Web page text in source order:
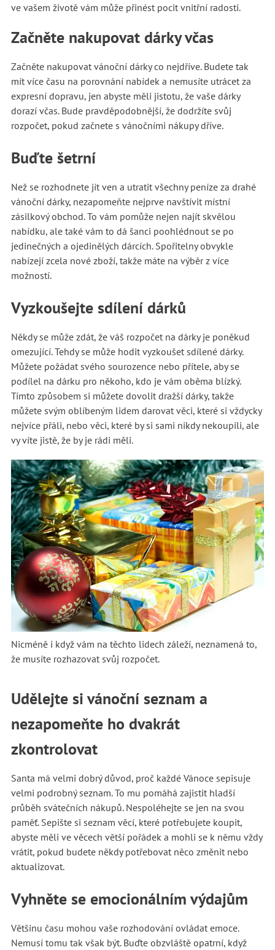
ve vašem životě vám může přinést pocit vnitřní radosti.
Začněte nakupovat dárky včas
Začněte nakupovat vánoční dárky co nejdříve. Budete tak
mít více času na porovnání nabídek a nemusíte utrácet za
expresní dopravu, jen abyste měli jistotu, že vaše dárky
dorazí včas. Bude pravděpodobnější, že dodržíte svůj
rozpočet, pokud začnete s vánočními nákupy dříve.
Buďte šetrní
Než se rozhodnete jít ven a utratit všechny peníze za drahé
vánoční dárky, nezapomeňte nejprve navštívit místní
zásilkový obchod. To vám pomůže nejen najít skvělou
nabídku, ale také vám to dá šanci poohlédnout se po
jedinečných a ojedinělých dárcích. Spořitelny obvykle
nabízejí zcela nové zboží, takže máte na výběr z více
možností.
Vyzkoušejte sdílení dárků
Někdy se může zdát, že váš rozpočet na dárky je poněkud
omezující. Tehdy se může hodit vyzkoušet sdílené dárky.
Můžete požádat svého sourozence nebo přítele, aby se
podílel na dárku pro někoho, kdo je vám oběma blízký.
Tímto způsobem si můžete dovolit dražší dárky, takže
můžete svým oblíbeným lidem darovat věci, které si vždycky
nejvíce přáli, nebo věci, které by si sami nikdy nekoupili, ale
vy víte jistě, že by je rádi měli.
Nicméně i když vám na těchto lidech záleží, neznamená to,
že musíte rozhazovat svůj rozpočet.
Udělejte si vánoční seznam a
nezapomeňte ho dvakrát
zkontrolovat
Santa má velmi dobrý důvod, proč každé Vánoce sepisuje
velmi podrobný seznam. To mu pomáhá zajistit hladší
průběh svátečních nákupů. Nespoléhejte se jen na svou
paměť. Sepište si seznam věcí, které potřebujete koupit,
abyste měli ve věcech větší pořádek a mohli se k němu vždy
vrátit, pokud budete někdy potřebovat něco změnit nebo
aktualizovat.
Vyhněte se emocionálním výdajům
Většinu času mohou vaše rozhodování ovládat emoce.
Nemusí tomu tak však být. Buďte obzvláště opatrní, když